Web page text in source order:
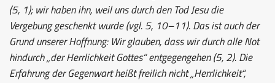
(5, 1); wir haben ihn, weil uns durch den Tod Jesu die
Vergebung geschenkt wurde (vgl. 5, 10–11). Das ist auch der
Grund unserer Hoffnung: Wir glauben, dass wir durch alle Not
hindurch „der Herrlichkeit Gottes“ entgegengehen (5, 2). Die
Erfahrung der Gegenwart heißt freilich nicht „Herrlichkeit“,